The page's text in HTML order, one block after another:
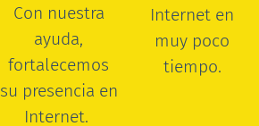
Con nuestra
ayuda,
fortalecemos
su presencia en
Internet.
Internet en
muy poco
tiempo.